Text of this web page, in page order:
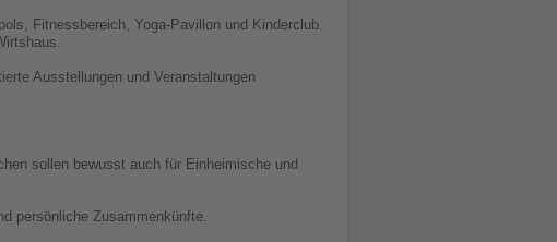
Fitnessbereich, Yoga-Pavillon und Kinderclub.
Ausstellungen und Veranstaltungen
sollen bewusst auch für Einheimische und
persönliche Zusammenkünfte.